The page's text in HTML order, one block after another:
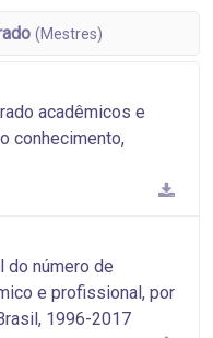
(Mestres)
acadêmicos e
conhecimento,
do número de
e profissional, por
1996-2017